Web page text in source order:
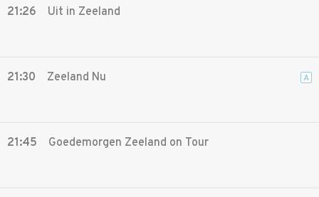
21:26 Uit in Zeeland
21:30 Zeeland Nu A
21:45 Goedemorgen Zeeland on Tour